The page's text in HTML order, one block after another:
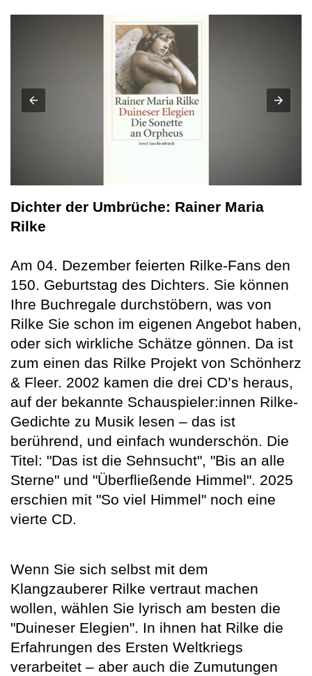
Dichter der Umbrüche: Rainer Maria
Rilke
Am 04. Dezember feierten Rilke-Fans den
150. Geburtstag des Dichters. Sie können
Ihre Buchregale durchstöbern, was von
Rilke Sie schon im eigenen Angebot haben,
oder sich wirkliche Schätze gönnen. Da ist
zum einen das Rilke Projekt von Schönherz
& Fleer. 2002 kamen die drei CD’s heraus,
auf der bekannte Schauspieler:innen Rilke-
Gedichte zu Musik lesen – das ist
berührend, und einfach wunderschön. Die
Titel: "Das ist die Sehnsucht", "Bis an alle
Sterne" und "Überfließende Himmel". 2025
erschien mit "So viel Himmel" noch eine
vierte CD.
Wenn Sie sich selbst mit dem
Klangzauberer Rilke vertraut machen
wollen, wählen Sie lyrisch am besten die
"Duineser Elegien". In ihnen hat Rilke die
Erfahrungen des Ersten Weltkriegs
verarbeitet – aber auch die Zumutungen